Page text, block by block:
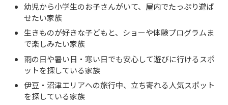
幼児から小学生のお子さんがいて、屋内でたっぷり遊ば
せたい家族
生きものが好きな子どもと、ショーや体験プログラムま
で楽しみたい家族
雨の日や暑い日・寒い日でも安心して遊びに行けるスポ
ットを探している家族
伊豆・沼津エリアへの旅行中、立ち寄れる人気スポット
を探している家族